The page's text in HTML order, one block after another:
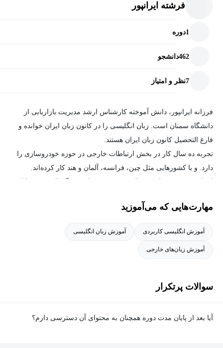
فرشته ایرانپور
1دوره
462دانشجو
7نظر و امتیاز
فرزانه ایرانپور، دانش آموخته کارشناس ارشد مدیریت بازاریابی از
دانشگاه سمنان است. زبان انگلیسی را در کانون زبان ایران خوانده و
فارغ التحصیل کانون زبان ایران هستند.
تجربه ده سال کار در بخش ارتباطات خارجی در حوزه خودروسازی را
دارد. و با کشورهایی مثل چین، فرانسه، آلمان و هند کار کرده‌اند.
مهارت‌هایی که می‌آموزید
آموزش انگلیسی کاربردی آموزش زبان انگلیسی
آموزش زبان‌های خارجی
سوالات پرتکرار
آیا بعد از پایان مدت دوره همچنان به محتوای آن دسترسی دارم؟